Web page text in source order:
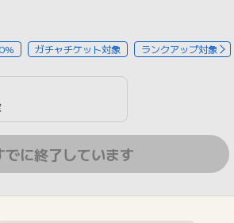
ガチャチケット対象 ランクアップ対象
でに終了しています